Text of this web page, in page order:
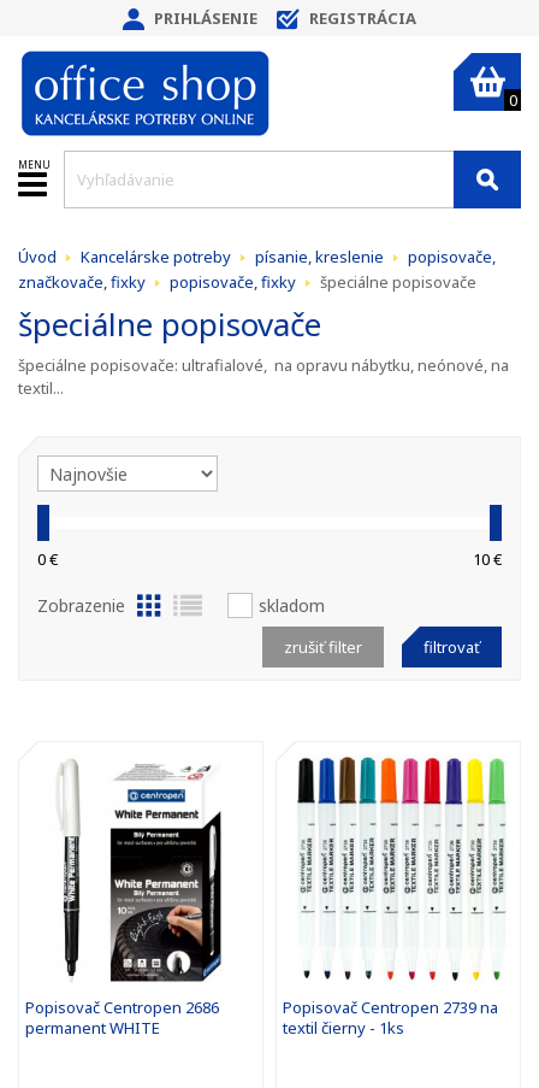
PRIHLÁSENIE REGISTRÁCIA
0
MENU
Úvod Kancelárske potreby písanie, kreslenie
popisovače,
značkovače, fixky
popisovače, fixky špeciálne popisovače
špeciálne popisovače
špeciálne popisovače: ultrafialové, na opravu nábytku, neónové, na
textil...
0 € 10 €
Zobrazenie skladom
filtrovať
zrušiť filter
Popisovač Centropen 2686
permanent WHITE
Popisovač Centropen 2739 na
textil čierny - 1ks